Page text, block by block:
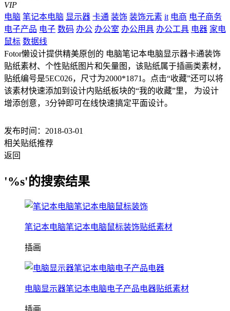
VIP
电脑 笔记本电脑 显示器 卡通 装饰 装饰元素 it 电商 电子商务
电子产品 电子 数码 办公 办公室 办公用具 办公工具 电器 家电
鼠标 数据线
Fotor懒设计提供精美原创的 电脑笔记本电脑显示器卡通装饰
贴纸素材、个性贴纸图片和矢量图，该贴纸属于插画类素材，
贴纸编号是5EC026，尺寸为2000*1871。点击“收藏”还可以将
该素材快速添加到设计内贴纸板块的“我的收藏”里， 为设计
增添创意，3分钟即可在线快速搞定平面设计。
发布时间：2018-03-01
相关贴纸推荐
返回
'%s'的搜索结果
笔记本电脑笔记本电脑鼠标装饰贴纸素材
插画
电脑显示器笔记本电脑电子产品电器贴纸素材
插画